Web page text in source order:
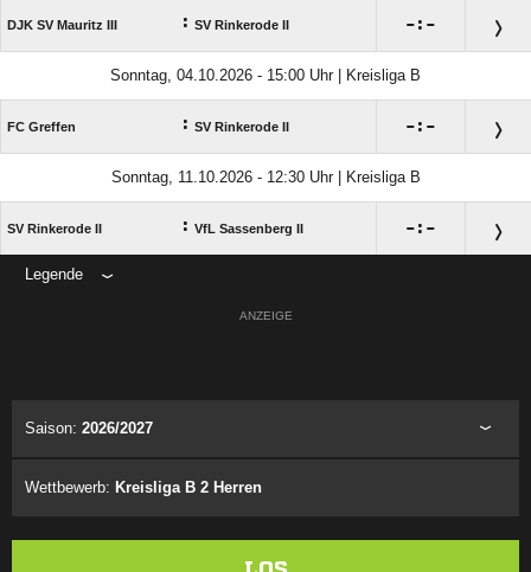
DJK SV Mauritz III : SV Rinkerode II : 
Sonntag, 04.10.2026 - 15:00 Uhr | Kreisliga B
FC Greffen : SV Rinkerode II : 
Sonntag, 11.10.2026 - 12:30 Uhr | Kreisliga B
SV Rinkerode II : VfL Sassenberg II : 
Legende
ANZEIGE
Saison: 2026/2027
Wettbewerb: Kreisliga B 2 Herren